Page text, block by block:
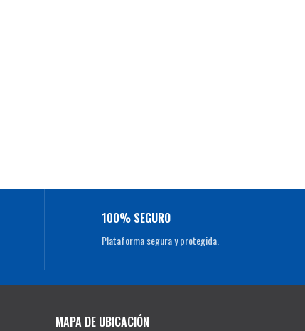
100% SEGURO
Plataforma segura y protegida.
MAPA DE UBICACIÓN